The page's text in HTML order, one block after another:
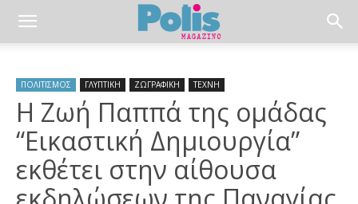
ΠΟΛΙΤΙΣΜΟΣ ΓΛΥΠΤΙΚΗ ΖΩΓΡΑΦΙΚΗ ΤΕΧΝΗ
Η Ζωή Παππά της ομάδας
“Εικαστική Δημιουργία”
εκθέτει στην αίθουσα